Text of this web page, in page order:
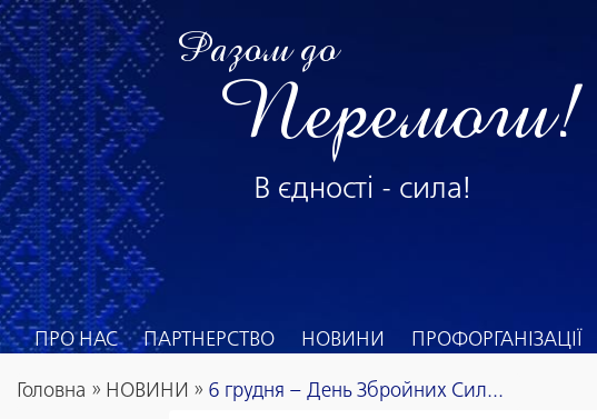
Разом до
Перемоги!
В єдності - сила!
ПРО НАС ПАРТНЕРСТВО НОВИНИ ПРОФОРГАНІЗАЦІЇ
Головна » НОВИНИ » 6 грудня – День Збройних Сил...